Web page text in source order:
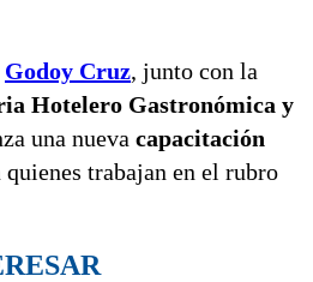
Godoy Cruz, junto con la
Hotelero Gastronómica y
una nueva capacitación
quienes trabajan en el rubro